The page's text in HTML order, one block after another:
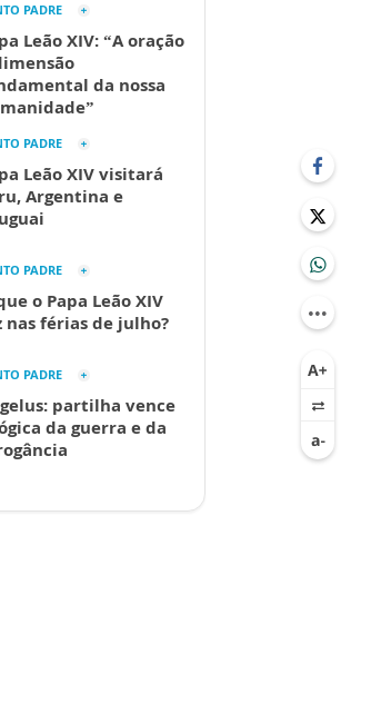
PADRE
Leão XIV: “A oração
da nossa
PADRE
Leão XIV visitará
Argentina e
PADRE
o Papa Leão XIV
nas férias de julho?
PADRE
partilha vence
da guerra e da